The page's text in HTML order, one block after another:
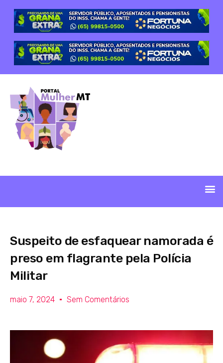
Suspeito de esfaquear namorada é
preso em flagrante pela Polícia
Militar
maio 7, 2024 Sem Comentários